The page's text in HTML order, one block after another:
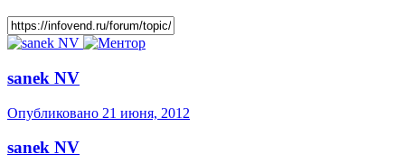
sanek NV
Опубликовано 21 июня, 2012
sanek NV